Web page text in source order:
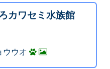
カワセミ水族館
ウウオ